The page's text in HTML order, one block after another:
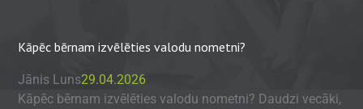
Kāpēc bērnam izvēlēties valodu nometni?
Jānis Luns29.04.2026
Kāpēc bērnam izvēlēties valodu nometni? Daudzi vecāki,